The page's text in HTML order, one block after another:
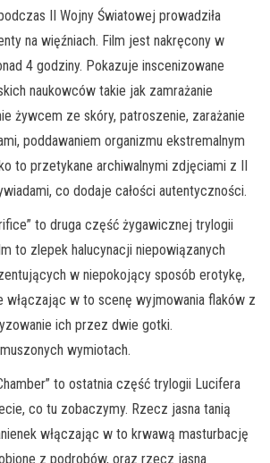
II Wojny Światowej prowadziła
na więźniach. Film jest nakręcony w
4 godziny. Pokazuje inscenizowane
naukowców takie jak zamrażanie
żywcem ze skóry, patroszenie, zarażanie
poddawaniem organizmu ekstremalnym
to przetykane archiwalnymi zdjęciami z II
co dodaje całości autentyczności.
to druga część żygawicznej trylogii
to zlepek halucynacji niepowiązanych
w niepokojący sposób erotykę,
włączając w to scenę wyjmowania flaków z
ich przez dwie gotki.
wymiotach.
to ostatnia część trylogii Lucifera
co tu zobaczymy. Rzecz jasna tanią
włączając w to krwawą masturbację
z podrobów, oraz rzecz jasna